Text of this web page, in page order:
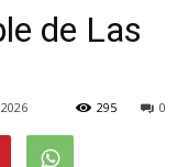
de Las
0
295